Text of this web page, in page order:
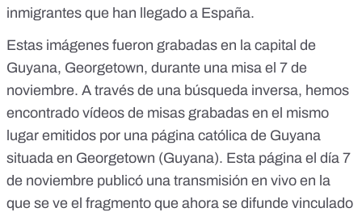
inmigrantes que han llegado a España.
Estas imágenes fueron grabadas en la capital de
Guyana, Georgetown, durante una misa el 7 de
noviembre. A través de una búsqueda inversa, hemos
encontrado vídeos de misas grabadas en el mismo
lugar emitidos por una página católica de Guyana
situada en Georgetown (Guyana). Esta página el día 7
de noviembre publicó una transmisión en vivo en la
que se ve el fragmento que ahora se difunde vinculado